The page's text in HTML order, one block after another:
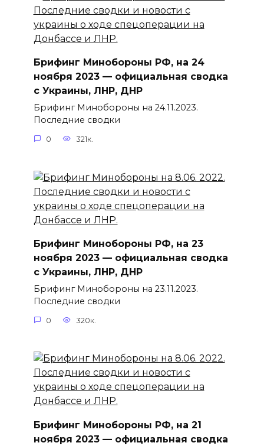
Брифинг Минобороны РФ, на 24
ноября 2023 — официальная сводка
с Украины, ЛНР, ДНР
Брифинг Минобороны на 24.11.2023.
Последние сводки
0 321к.
Брифинг Минобороны РФ, на 23
ноября 2023 — официальная сводка
с Украины, ЛНР, ДНР
Брифинг Минобороны на 23.11.2023.
Последние сводки
0 320к.
Брифинг Минобороны РФ, на 21
ноября 2023 — официальная сводка